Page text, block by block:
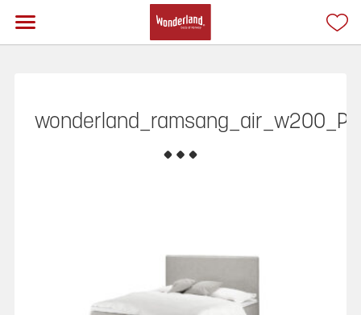
wonderland_ramsang_air_w200_P1